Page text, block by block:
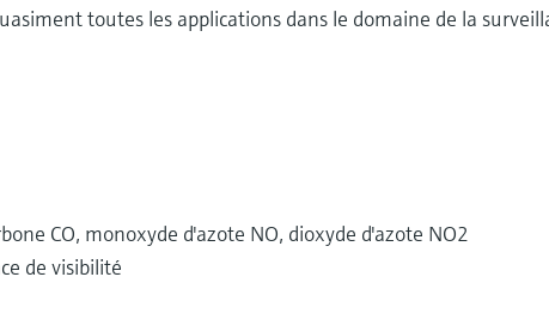
toutes les applications dans le domaine de la
CO, monoxyde d'azote NO, dioxyde d'azote NO2
de visibilité